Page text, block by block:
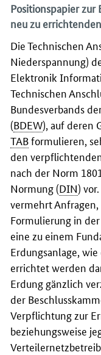
Positionspapier zur
neu zu
Die Technischen
Niederspannung)
Elektronik
Technischen
Bundesverbands
(BDEW), auf deren
TABformulieren,
den
nach der Norm
Normung (DIN)
vermehrt
Formulierung in der
eine zu einem
Erdungsanlage,
errichtet werden
Erdung gänzlich
der
Verpflichtung zur
beziehungsweise